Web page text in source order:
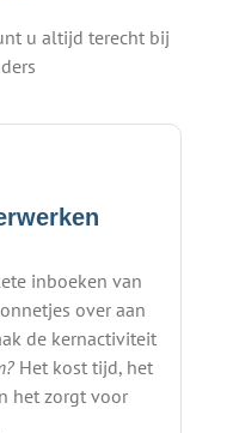
u altijd terecht bij
inboeken van
over aan
de kernactiviteit
Het kost tijd, het
het zorgt voor